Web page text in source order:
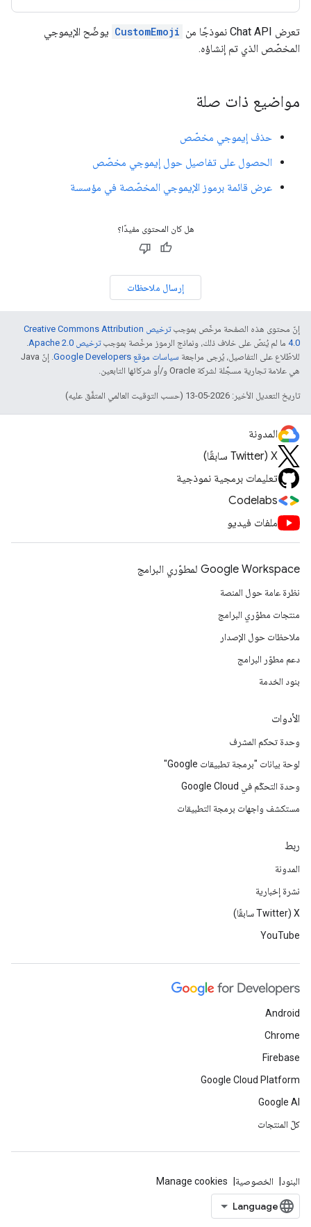
تعرض Chat API نموذجًا من CustomEmoji يوضّح الإيموجي
المخصّص الذي تم إنشاؤه.
مواضيع ذات صلة
حذف إيموجي مخصّص
الحصول على تفاصيل حول إيموجي مخصّص
عرض قائمة برموز الإيموجي المخصّصة في مؤسسة
هل كان المحتوى مفيدًا؟
إرسال ملاحظات
إنّ محتوى هذه الصفحة مرخّص بموجب
ترخيص Creative Commons Attribution
4.0‏ ما لم يُنصّ على خلاف ذلك، ونماذج الرموز مرخّصة بموجبترخيص Apache 2.0‏
.
للاطّلاع على التفاصيل، يُرجى مراجعة سياسات موقع Google Developers‏
. إنّ Java
هي علامة تجارية مسجَّلة لشركة Oracle و/أو شركائها التابعين.
تاريخ التعديل الأخير: 2026-05-13 (حسب التوقيت العالمي المتفَّق عليه)
المدونة
‫X ‏(Twitter سابقًا)
تعليمات برمجية نموذجية
Codelabs
ملفات فيديو
Google Workspace لمطوّري البرامج
نظرة عامة حول المنصة
منتجات مطوّري البرامج
ملاحظات حول الإصدار
دعم مطوّر البرامج
بنود الخدمة
الأدوات
وحدة تحكم المشرف
لوحة بيانات "برمجة تطبيقات Google"
وحدة التحكّم في Google Cloud
مستكشف واجهات برمجة التطبيقات
ربط
المدونة
نشرة إخبارية
‫X ‏(Twitter سابقًا)
YouTube
Android
Chrome
Firebase
Google Cloud Platform
Google AI
كلّ المنتجات
البنود الخصوصية Manage cookies